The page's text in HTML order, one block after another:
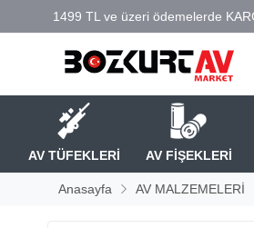
AV TÜFEKLERİ AV FİŞEKLERİ
Anasayfa AV MALZEMELERİ